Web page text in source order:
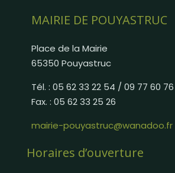
MAIRIE DE POUYASTRUC
Place de la Mairie
65350 Pouyastruc
Tél. : 05 62 33 22 54 / 09 77 60
Fax. : 05 62 33 25 26
mairie-pouyastruc@wanadoo.fr
Horaires d’ouverture